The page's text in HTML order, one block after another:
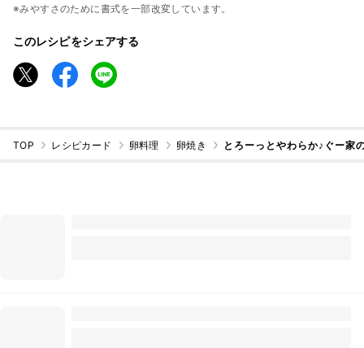
※みやすさのために書式を一部改変しています。
このレシピをシェアする
TOP レシピカード 卵料理 卵焼き とろーっとやわらか♪ぐー家